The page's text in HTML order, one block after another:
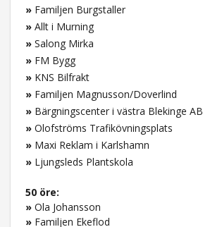
» Familjen Burgstaller
» Allt i Murning
» Salong Mirka
» FM Bygg
» KNS Bilfrakt
» Familjen Magnusson/Doverlind
» Bärgningscenter i västra Blekinge AB
» Olofströms Trafikövningsplats
» Maxi Reklam i Karlshamn
» Ljungsleds Plantskola
50 öre:
» Ola Johansson
» Familjen Ekeflod